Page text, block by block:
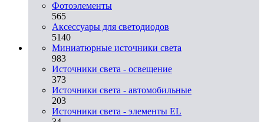
Фотоэлементы
565
Аксессуары для светодиодов
5140
Миниатюрные источники света
983
Источники света - освещение
373
Источники света - автомобильные
203
Источники света - элементы EL